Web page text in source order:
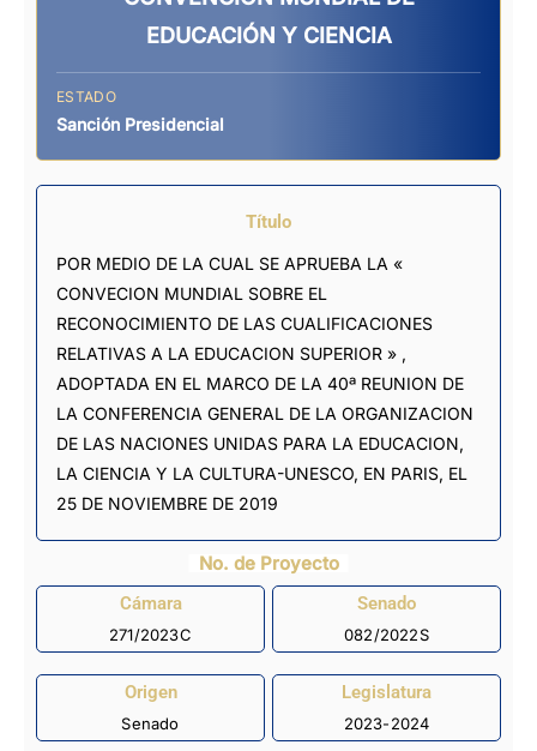
EDUCACIÓN Y CIENCIA
ESTADO
Sanción Presidencial
Título
POR MEDIO DE LA CUAL SE APRUEBA LA «
CONVECION MUNDIAL SOBRE EL
RECONOCIMIENTO DE LAS CUALIFICACIONES
RELATIVAS A LA EDUCACION SUPERIOR » ,
ADOPTADA EN EL MARCO DE LA 40ª REUNION DE
LA CONFERENCIA GENERAL DE LA ORGANIZACION
DE LAS NACIONES UNIDAS PARA LA EDUCACION,
LA CIENCIA Y LA CULTURA-UNESCO, EN PARIS, EL
25 DE NOVIEMBRE DE 2019
No. de Proyecto
Cámara
271/2023C
Senado
082/2022S
Origen
Senado
Legislatura
2023-2024